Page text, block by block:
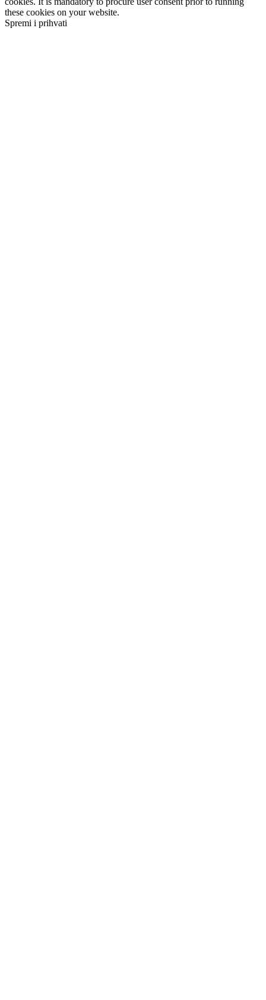
these cookies on your website.
Spremi i prihvati